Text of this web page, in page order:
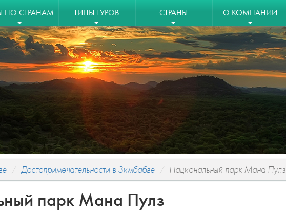
ПО СТРАНАМ ТИПЫ ТУРОВ СТРАНЫ О КОМПАНИИ
Достопримечательности в Зимбабве Национальный парк Мана Пулз
парк Мана Пулз